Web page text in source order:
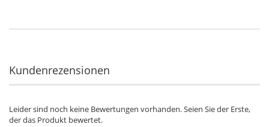
Kundenrezensionen
Leider sind noch keine Bewertungen vorhanden. Seien Sie der Erste,
der das Produkt bewertet.